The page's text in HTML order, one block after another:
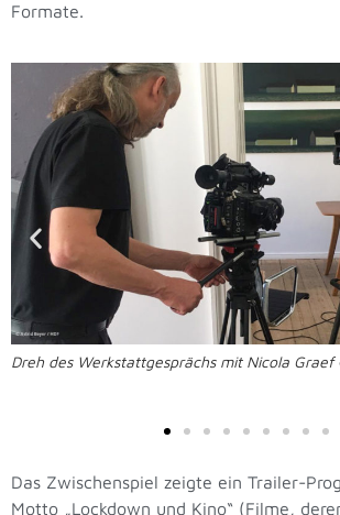
Formate.
Dreh des Werkstattgesprächs mit Nicola
Das Zwischenspiel zeigte ein Trailer-
Motto „Lockdown und Kino“ (Filme,